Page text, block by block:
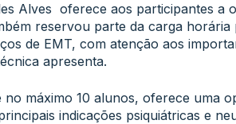
Alves oferece aos participantes a
reservou parte da carga horária
de EMT, com atenção aos
apresenta.
máximo 10 alunos, oferece uma
indicações psiquiátricas e